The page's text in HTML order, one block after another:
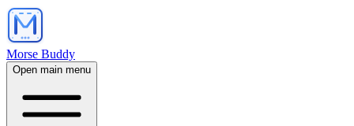
Morse Buddy
Open main menu